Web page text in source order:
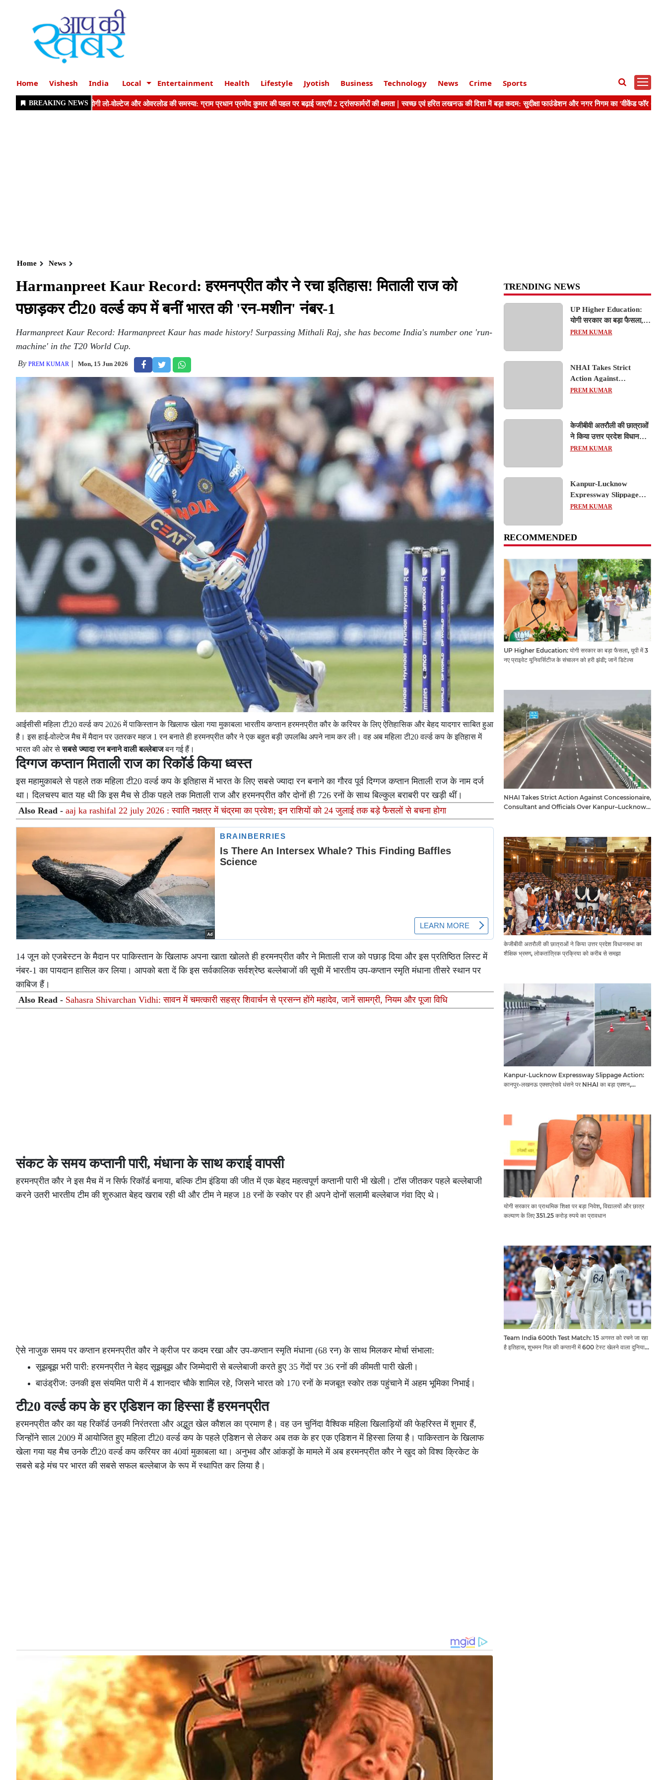
Home Vishesh India Local Entertainment Health Lifestyle Jyotish Business Technology News Crime Sports
Home News
Harmanpreet Kaur Record: हरमनप्रीत कौर ने रचा इतिहास! मिताली राज को
पछाड़कर टी20 वर्ल्ड कप में बनीं भारत की 'रन-मशीन' नंबर-1
Harmanpreet Kaur Record: Harmanpreet Kaur has made history! Surpassing Mithali Raj, she has become India's number one 'run-
machine' in the T20 World Cup.
By PREM KUMAR Mon, 15 Jun 2026
आईसीसी महिला टी20 वर्ल्ड कप 2026 में पाकिस्तान के खिलाफ खेला गया मुकाबला भारतीय कप्तान हरमनप्रीत कौर के करियर के लिए ऐतिहासिक और बेहद यादगार साबित हुआ
है। इस हाई-वोल्टेज मैच में मैदान पर उतरकर महज 1 रन बनाते ही हरमनप्रीत कौर ने एक बहुत बड़ी उपलब्धि अपने नाम कर ली। वह अब महिला टी20 वर्ल्ड कप के इतिहास में
भारत की ओर सेसबसे ज्यादा रन बनाने वाली बल्लेबाजबन गई हैं।
दिग्गज कप्तान मिताली राज का रिकॉर्ड किया ध्वस्त
इस महामुकाबले से पहले तक महिला टी20 वर्ल्ड कप के इतिहास में भारत के लिए सबसे ज्यादा रन बनाने का गौरव पूर्व दिग्गज कप्तान मिताली राज के नाम दर्ज
था। दिलचस्प बात यह थी कि इस मैच से ठीक पहले तक मिताली राज और हरमनप्रीत कौर दोनों ही 726 रनों के साथ बिल्कुल बराबरी पर खड़ी थीं।
Also Read - aaj ka rashifal 22 july 2026 : स्वाति नक्षत्र में चंद्रमा का प्रवेश; इन राशियों को 24 जुलाई तक बड़े फैसलों से बचना होगा
14 जून को एजबेस्टन के मैदान पर पाकिस्तान के खिलाफ अपना खाता खोलते ही हरमनप्रीत कौर ने मिताली राज को पछाड़ दिया और इस प्रतिष्ठित लिस्ट में
नंबर-1 का पायदान हासिल कर लिया। आपको बता दें कि इस सर्वकालिक सर्वश्रेष्ठ बल्लेबाजों की सूची में भारतीय उप-कप्तान स्मृति मंधाना तीसरे स्थान पर
काबिज हैं।
Also Read - Sahasra Shivarchan Vidhi: सावन में चमत्कारी सहस्र शिवार्चन से प्रसन्न होंगे महादेव, जानें सामग्री, नियम और पूजा विधि
संकट के समय कप्तानी पारी, मंधाना के साथ कराई वापसी
हरमनप्रीत कौर ने इस मैच में न सिर्फ रिकॉर्ड बनाया, बल्कि टीम इंडिया की जीत में एक बेहद महत्वपूर्ण कप्तानी पारी भी खेली। टॉस जीतकर पहले बल्लेबाजी
करने उतरी भारतीय टीम की शुरुआत बेहद खराब रही थी और टीम ने महज 18 रनों के स्कोर पर ही अपने दोनों सलामी बल्लेबाज गंवा दिए थे।
ऐसे नाजुक समय पर कप्तान हरमनप्रीत कौर ने क्रीज पर कदम रखा और उप-कप्तान स्मृति मंधाना (68 रन) के साथ मिलकर मोर्चा संभाला:
सूझबूझ भरी पारी: हरमनप्रीत ने बेहद सूझबूझ और जिम्मेदारी से बल्लेबाजी करते हुए 35 गेंदों पर 36 रनों की कीमती पारी खेली।
बाउंड्रीज: उनकी इस संयमित पारी में 4 शानदार चौके शामिल रहे, जिसने भारत को 170 रनों के मजबूत स्कोर तक पहुंचाने में अहम भूमिका निभाई।
टी20 वर्ल्ड कप के हर एडिशन का हिस्सा हैं हरमनप्रीत
हरमनप्रीत कौर का यह रिकॉर्ड उनकी निरंतरता और अद्भुत खेल कौशल का प्रमाण है। वह उन चुनिंदा वैश्विक महिला खिलाड़ियों की फेहरिस्त में शुमार हैं,
जिन्होंने साल 2009 में आयोजित हुए महिला टी20 वर्ल्ड कप के पहले एडिशन से लेकर अब तक के हर एक एडिशन में हिस्सा लिया है। पाकिस्तान के खिलाफ
खेला गया यह मैच उनके टी20 वर्ल्ड कप करियर का 40वां मुकाबला था। अनुभव और आंकड़ों के मामले में अब हरमनप्रीत कौर ने खुद को विश्व क्रिकेट के
सबसे बड़े मंच पर भारत की सबसे सफल बल्लेबाज के रूप में स्थापित कर लिया है।
TRENDING NEWS
UP Higher Education:
योगी सरकार का बड़ा फैसला,
यूपी में 3 नए प्राइवेट
PREM KUMAR
NHAI Takes Strict
Action Against
Concessionaire,
Expressway Issues
PREM KUMAR
केजीबीवी अतरौली की छात्राओं
ने किया उत्तर प्रदेश विधानसभा
का शैक्षिक भ्रमण, लोकतांत्रिक
PREM KUMAR
Kanpur-Lucknow
Expressway Slippage
Action: कानपुर-लखनऊ
और कंपनियों पर गिरी गाज,
PREM KUMAR
RECOMMENDED
UP Higher Education: योगी सरकार का बड़ा फैसला, यूपी में 3
नए प्राइवेट यूनिवर्सिटीज के संचालन को हरी झंडी; जानें डिटेल्स
NHAI Takes Strict Action Against Concessionaire,
Consultant and Officials Over Kanpur–Lucknow
केजीबीवी अतरौली की छात्राओं ने किया उत्तर प्रदेश विधानसभा का
शैक्षिक भ्रमण, लोकतांत्रिक प्रक्रिया को करीब से समझा
Kanpur-Lucknow Expressway Slippage Action:
कानपुर-लखनऊ एक्सप्रेसवे धंसने पर NHAI का बड़ा एक्शन,
योगी सरकार का प्राथमिक शिक्षा पर बड़ा निवेश, विद्यालयों और छात्र
कल्याण के लिए 351.25 करोड़ रुपये का प्रावधान
Team India 600th Test Match: 15 अगस्त को रचने जा रहा
है इतिहास, शुभमन गिल की कप्तानी में 600 टेस्ट खेलने वाला दुनिया